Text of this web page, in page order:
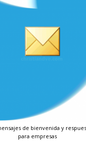
de bienvenida y
para empresas